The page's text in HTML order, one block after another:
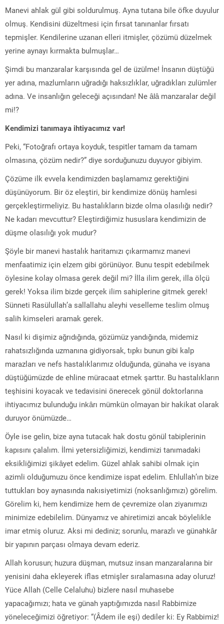
Manevi ahlak gül gibi soldurulmuş. Ayna tutana bile öfke duyulur
olmuş. Kendisini ‎düzeltmesi için fırsat tanınanlar fırsatı
tepmişler. Kendilerine uzanan elleri ‎itmişler, çözümü düzelmek
yerine aynayı kırmakta bulmuşlar…
Şimdi bu ‎manzaralar karşısında gel de üzülme! İnsanın düştüğü
yer adına, mazlumların ‎uğradığı haksızlıklar, uğradıkları zulümler
adına. Ve insanlığın geleceği açısından! Ne âlâ manzaralar değil
‎mi!?‎
Kendimizi tanımaya ihtiyacımız var!
Peki, “Fotoğrafı ortaya koyduk, tespitler tamam da tamam
olmasına, çözüm nedir?” ‎diye sorduğunuzu duyuyor gibiyim.
Çözüme ilk evvela kendimizden başlamamız ‎gerektiğini
düşünüyorum. Bir öz eleştiri, bir kendimize dönüş hamlesi
‎gerçekleştirmeliyiz. Bu hastalıkların bizde olma olasılığı nedir?
Ne kadarı ‎mevcuttur? Eleştirdiğimiz hususlara kendimizin de
düşme olasılığı yok mudur?
Şöyle bir manevi hastalık haritamızı çıkarmamız manevi
menfaatimiz için elzem gibi görünüyor. Bunu tespit ‎edebilmek
öylesine kolay olmasa gerek değil mi? İlla ilim gerek, illa ölçü
gerek! ‎Yoksa ilim bizde gerçek ilim sahiplerine gitmek gerek!
Sünneti Rasülullah’a sallallahu aleyhi veselleme teslim olmuş
salih ‎kimseleri aramak gerek.
Nasıl ki dişimiz ağrıdığında, gözümüz yandığında, ‎midemiz
rahatsızlığında uzmanına gidiyorsak, tıpkı bunun gibi kalp
marazları ve ‎nefs hastalıklarımız olduğunda, günaha ve isyana
düştüğümüzde de ehline ‎müracaat etmek şarttır. Bu hastalıkların
teşhisini koyacak ve tedavisini önerecek ‎gönül doktorlarına
ihtiyacımız bulunduğu inkârı mümkün olmayan bir hakikat ‎olarak
duruyor önümüzde… ‎
Öyle ise gelin, bize ayna tutacak hak dostu gönül tabiplerinin
kapısını çalalım. İlmi ‎yetersizliğimizi, kendimizi tanımadaki
eksikliğimizi şikâyet edelim. Güzel ahlak ‎sahibi olmak için
azimli olduğumuzu önce kendimize ispat edelim. Ehlullah’ın bize
‎tuttukları boy aynasında nakısiyetimizi (noksanlığımızı) görelim.
Görelim ki, hem kendimize hem ‎de çevremize olan ziyanımızı
minimize edebilelim. Dünyamız ve ahiretimizi ancak ‎böylelikle
imar etmiş oluruz. Aksi mi dediniz; sorunlu, marazlı ve günahkâr
bir ‎yapının parçası olmaya devam ederiz.
Allah korusun; huzura düşman, mutsuz insan ‎manzaralarına bir
yenisini daha ekleyerek iflas etmişler sıralamasına aday oluruz!
‎Yüce Allah (Celle Celaluhu) bizlere nasıl muhasebe
yapacağımızı; hata ve günah yaptığımızda nasıl Rabbimize
yöneleceğimizi öğretiyor: “(Âdem ile eşi) dediler ki: Ey Rabbimiz!